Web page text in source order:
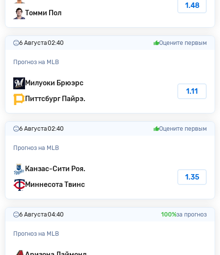
Томми Пол
1.48
6 Августа02:40 Оцените первым
Прогноз на MLB
Милуоки Бpюэpc
Питтсбург Пайрэ.
1.11
6 Августа02:40 Оцените первым
Прогноз на MLB
Канзас-Сити Poя.
Миннесота Твинс
1.35
6 Августа04:40 100%за прогноз
Прогноз на MLB